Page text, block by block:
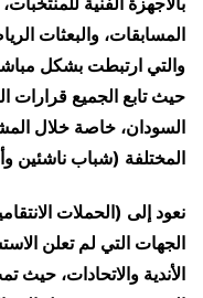
المسابقات، والبعثات
والتي ارتبطت بشكل
حيث تابع الجميع قرارات
السودان، خاصة خلال
المختلفة (شباب ناشئين
نعود إلى (الحملات
الجهات التي لم تعلن
الأندية والاتحادات، حيث